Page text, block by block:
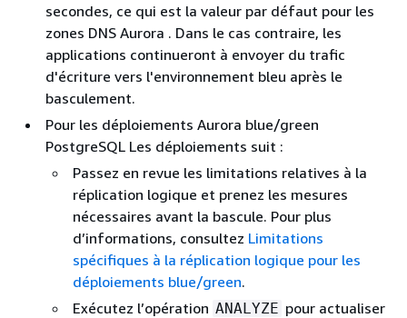
secondes, ce qui est la valeur par défaut pour les
zones DNS Aurora . Dans le cas contraire, les
applications continueront à envoyer du trafic
d'écriture vers l'environnement bleu après le
basculement.
Pour les déploiements Aurora blue/green
PostgreSQL Les déploiements suit :
Passez en revue les limitations relatives à la
réplication logique et prenez les mesures
nécessaires avant la bascule. Pour plus
d’informations, consultez Limitations
spécifiques à la réplication logique pour les
déploiements blue/green.
Exécutez l’opération ANALYZE pour actualiser